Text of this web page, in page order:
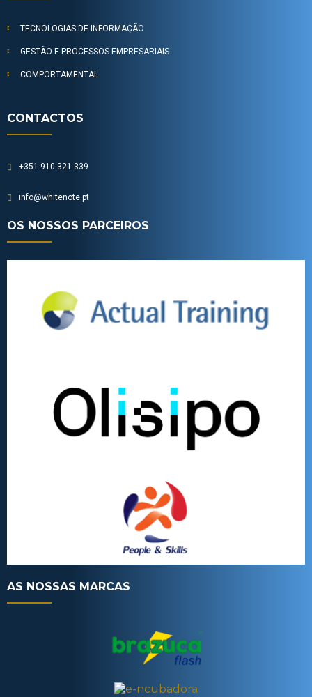
TECNOLOGIAS DE INFORMAÇÃO
GESTÃO E PROCESSOS EMPRESARIAIS
COMPORTAMENTAL
CONTACTOS
+351 910 321 339
info@whitenote.pt
OS NOSSOS PARCEIROS
AS NOSSAS MARCAS